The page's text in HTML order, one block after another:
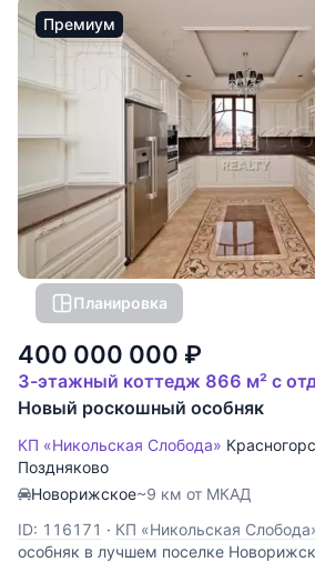
Премиум
Планировка
400 000 000 ₽
3-этажный коттедж 866 м² с
Новый роскошный особняк
КП «Никольская Слобода»
Поздняково
Новорижское~9 км от МКАД
ID: 116171 · КП «Никольская
особняк в лучшем поселке